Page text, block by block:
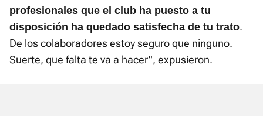
profesionales que el club ha puesto a tu
disposición ha quedado satisfecha de tu trato.
De los colaboradores estoy seguro que ninguno.
Suerte, que falta te va a hacer", expusieron.